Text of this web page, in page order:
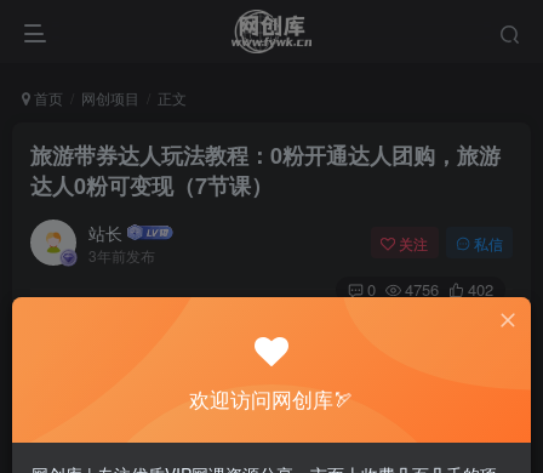
首页 网创项目 正文
旅游带券达人玩法教程：0粉开通达人团购，旅游
达人0粉可变现（7节课）
站长
3年前发布
关注 私信
0 4756 402
欢迎访问网创库🏹